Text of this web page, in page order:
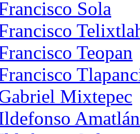
Sola
Teopan
Mixtepec
Amatlán